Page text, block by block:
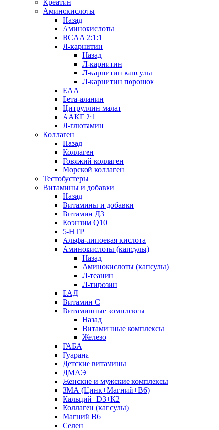
Креатин
Аминокислоты
Назад
Аминокислоты
BCAA 2:1:1
Л-карнитин
Назад
Л-карнитин
Л-карнитин капсулы
Л-карнитин порошок
EAA
Бета-аланин
Цитруллин малат
ААКГ 2:1
Л-глютамин
Коллаген
Назад
Коллаген
Говяжий коллаген
Морской коллаген
Тестобустеры
Витамины и добавки
Назад
Витамины и добавки
Витамин Д3
Коэнзим Q10
5-HTP
Альфа-липоевая кислота
Аминокислоты (капсулы)
Назад
Аминокислоты (капсулы)
Л-теанин
Л-тирозин
БАД
Витамин С
Витаминные комплексы
Назад
Витаминные комплексы
Железо
ГАБА
Гуарана
Детские витамины
ДМАЭ
Женские и мужские комплексы
ЗМА (Цинк+Магний+В6)
Кальций+D3+К2
Коллаген (капсулы)
Магний B6
Селен